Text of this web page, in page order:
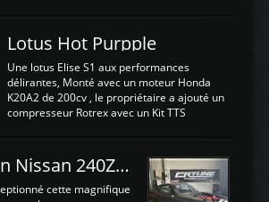
est temps de brancher le ...
du plastique inferieur,
en rien la structure ou le
du fond plat. Une
Stage 2 est faite sur le
d'origine. Une alternative
au passage sur Hondata
et 400Nn , Une fois
reprogrammé et les ...
Lotus Hot Purpple
Une lotus Elise S1 aux performances
délirantes, Monté avec un moteur Honda
K20A2 de 200cv , le propriétaire a ajouté un
compresseur Rotrex avec un Kit TTS
d'augmenter la puissance de son moteur:
un watercooler a été ajouté. 300Cv sans
échangeurLa lotus équipée d'un Hondata
Préparation Nissan 240Z SR20DET
cette magnifique